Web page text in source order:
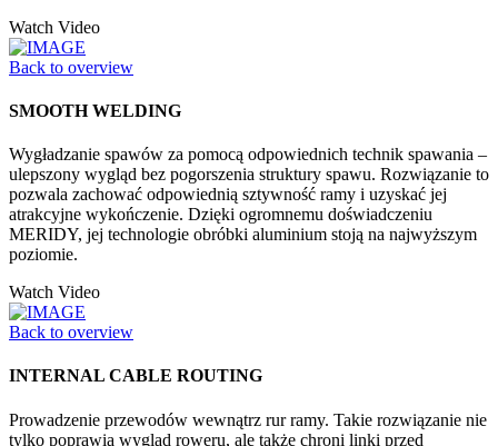
Watch Video
Back to overview
SMOOTH WELDING
Wygładzanie spawów za pomocą odpowiednich technik spawania –
ulepszony wygląd bez pogorszenia struktury spawu. Rozwiązanie to
pozwala zachować odpowiednią sztywność ramy i uzyskać jej
atrakcyjne wykończenie. Dzięki ogromnemu doświadczeniu
MERIDY, jej technologie obróbki aluminium stoją na najwyższym
poziomie.
Watch Video
Back to overview
INTERNAL CABLE ROUTING
Prowadzenie przewodów wewnątrz rur ramy. Takie rozwiązanie nie
tylko poprawia wygląd roweru, ale także chroni linki przed